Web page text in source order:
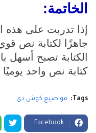
الخاتمة:
إذا تدربت على هذه
الكتابة تصبح أسهل
كتابة نص واحد
Tags: مواضيع كوش دى
Facebook